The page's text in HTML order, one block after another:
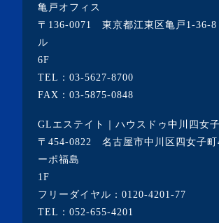
・2021年5月(2記事)
・2021年4月(4記事)
・2021年2月(3記事)
・2021年1月(3記事)
・2020年12月(7記事)
・2020年11月(5記事)
・2020年10月(3記事)
・2020年9月(8記事)
亀戸オフィス
〒136-0071 東京都江東区亀戸1-36-
ル
6F
TEL： 03-5627-8700
FAX：03-5875-0848
GLエステイト｜ハウスドゥ中川四女子
〒454-0822 名古屋市中川区四女子
ーポ福島
1F
フリーダイヤル： 0120-4201-77
TEL： 052-655-4201